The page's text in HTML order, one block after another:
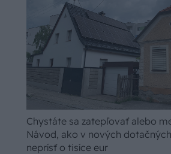
Chystáte sa zatepľovať alebo
Návod, ako v nových
neprísť o tisíce eur